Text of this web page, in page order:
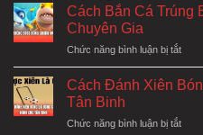
Cảnh
Vận
Điều
May
Mắn
Súng
Bắn
Theo
Cấp
Độ
Cao
Cách Bắn Cá Trúng
Chuyên Gia
Chức năng bình luận bị tắtở
Bắn
Boss
Cách Đánh Xiên
Tân Binh
Chức năng bình luận bị tắtở